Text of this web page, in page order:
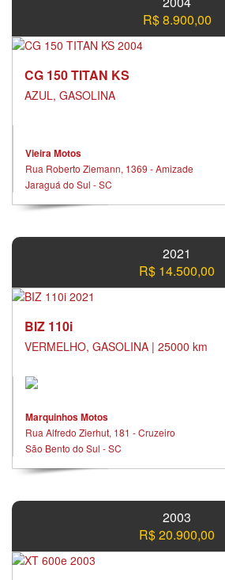
R$ 8.900,00
CG 150 TITAN KS
AZUL, GASOLINA
Vieira Motos
Rua Roberto Ziemann, 1369 - Amizade
Jaraguá do Sul - SC
2021
R$ 14.500,00
BIZ 110i
VERMELHO, GASOLINA | 25000 km
Marquinhos Motos
Rua Alfredo Zierhut, 181 - Cruzeiro
São Bento do Sul - SC
2003
R$ 20.900,00